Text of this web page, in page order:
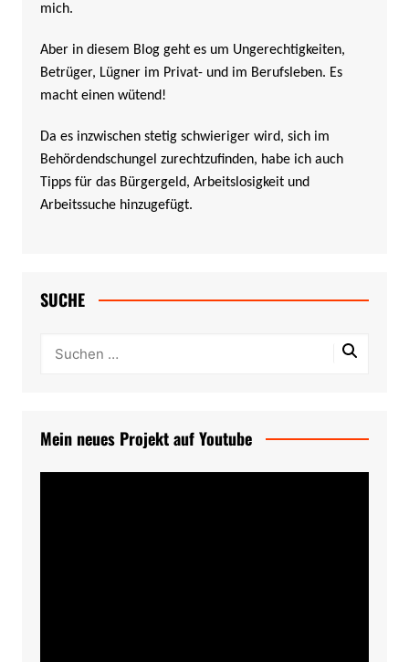
mich.
Aber in diesem Blog geht es um Ungerechtigkeiten,
Betrüger, Lügner im Privat- und im Berufsleben. Es
macht einen wütend!
Da es inzwischen stetig schwieriger wird, sich im
Behördendschungel zurechtzufinden, habe ich auch
Tipps für das Bürgergeld, Arbeitslosigkeit und
Arbeitssuche hinzugefügt.
SUCHE
Mein neues Projekt auf Youtube